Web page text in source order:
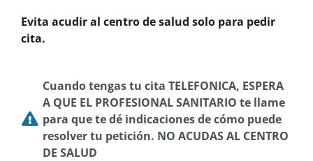
Evita acudir al centro de salud solo para pedir
cita.
Cuando tengas tu cita TELEFONICA, ESPERA
A QUE EL PROFESIONAL SANITARIO te llame
para que te dé indicaciones de cómo puede
resolver tu petición. NO ACUDAS AL CENTRO
DE SALUD